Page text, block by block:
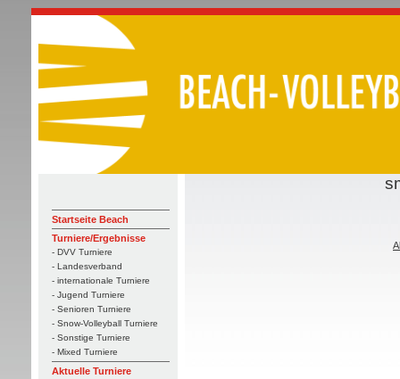
Startseite Beach
Turniere/Ergebnisse
- DVV Turniere
- Landesverband
- internationale Turniere
- Jugend Turniere
- Senioren Turniere
- Snow-Volleyball Turniere
- Sonstige Turniere
- Mixed Turniere
Aktuelle Turniere